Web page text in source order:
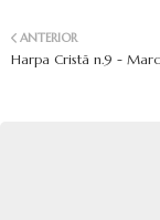
ANTERIOR
Harpa Cristã n.9 -